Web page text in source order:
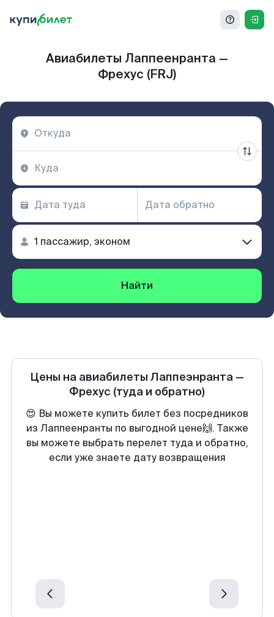
Авиабилеты Лаппеенранта —
Фрехус (FRJ)
Найти
Цены на авиабилеты Лаппеэнранта —
Фрехус (туда и обратно)
😍 Вы можете купить билет без посредников
из Лаппеенранты по выгодной цене🙌. Также
вы можете выбрать перелет туда и обратно,
если уже знаете дату возвращения